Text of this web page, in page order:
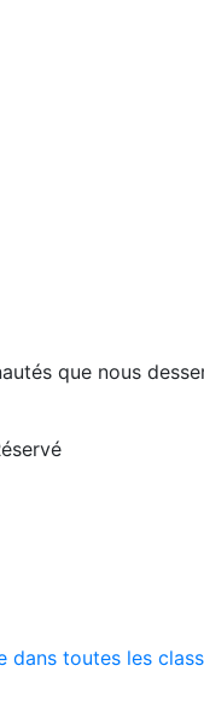
que nous
dans toutes les